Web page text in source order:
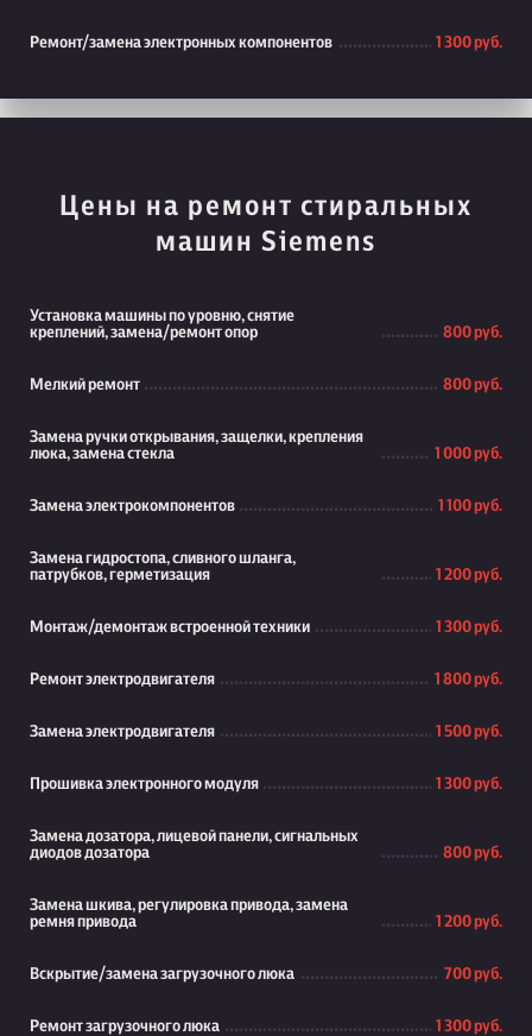
Ремонт/замена электронных компонентов 1 300 руб.
Цены на ремонт стиральных
машин Siemens
Установка машины по уровню, снятие
креплений, замена/ремонт опор
800 руб.
Мелкий ремонт 800 руб.
Замена ручки открывания, защелки, крепления
люка, замена стекла
1 000 руб.
Замена электрокомпонентов 1 100 руб.
Замена гидростопа, сливного шланга,
патрубков, герметизация
1 200 руб.
Монтаж/демонтаж встроенной техники 1 300 руб.
Ремонт электродвигателя 1 800 руб.
Замена электродвигателя 1 500 руб.
Прошивка электронного модуля 1 300 руб.
Замена дозатора, лицевой панели, сигнальных
диодов дозатора
800 руб.
Замена шкива, регулировка привода, замена
ремня привода
1 200 руб.
Вскрытие/замена загрузочного люка 700 руб.
Ремонт загрузочного люка 1 300 руб.